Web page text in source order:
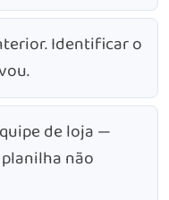
Identificar o
de loja —
não